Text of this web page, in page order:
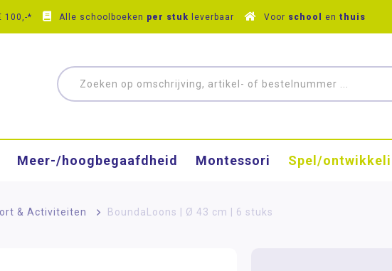
100,-* Alle schoolboeken per stuk leverbaar Voor school en thuis
Meer-/hoog­begaafdheid Montessori Spel/
& Activiteiten > BoundaLoons | Ø 43 cm | 6 stuks